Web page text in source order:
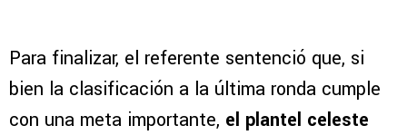
Para finalizar, el referente sentenció que, si
bien la clasificación a la última ronda cumple
con una meta importante, el plantel celeste